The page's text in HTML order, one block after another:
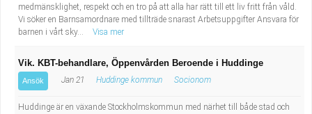
medmänsklighet, respekt och en tro på att alla har rätt till ett liv fritt från våld.
Vi söker en Barnsamordnare med tillträde snarast Arbetsuppgifter Ansvara för
barnen i vårt sky...
Visa mer
Vik. KBT-behandlare, Öppenvården Beroende i Huddinge
Ansök Jan 21 Huddinge kommun Socionom
Huddinge är en växande Stockholmskommun med närhet till både stad och